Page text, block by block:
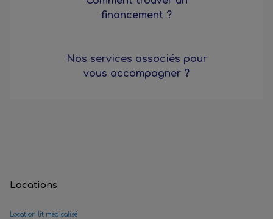
financement ?
Nos services associés pour
vous accompagner ?
Locations
Location lit médicalisé